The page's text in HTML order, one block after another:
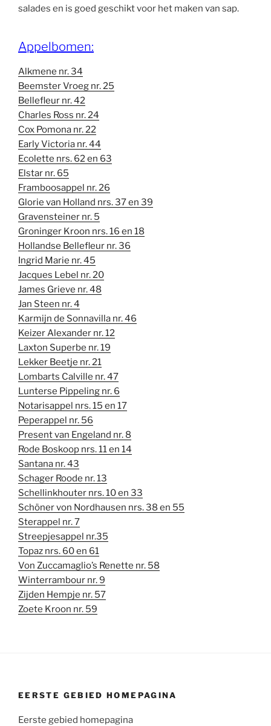
salades en is goed geschikt voor het maken van sap.
Appelbomen:
Alkmene nr. 34
Beemster Vroeg nr. 25
Bellefleur nr. 42
Charles Ross nr. 24
Cox Pomona nr. 22
Early Victoria nr. 44
Ecolette nrs. 62 en 63
Elstar nr. 65
Framboosappel nr. 26
Glorie van Holland nrs. 37 en 39
Gravensteiner nr. 5
Groninger Kroon nrs. 16 en 18
Hollandse Bellefleur nr. 36
Ingrid Marie nr. 45
Jacques Lebel nr. 20
James Grieve nr. 48
Jan Steen nr. 4
Karmijn de Sonnavilla nr. 46
Keizer Alexander nr. 12
Laxton Superbe nr. 19
Lekker Beetje nr. 21
Lombarts Calville nr. 47
Lunterse Pippeling nr. 6
Notarisappel nrs. 15 en 17
Peperappel nr. 56
Present van Engeland nr. 8
Rode Boskoop nrs. 11 en 14
Santana nr. 43
Schager Roode nr. 13
Schellinkhouter nrs. 10 en 33
Schöner von Nordhausen nrs. 38 en 55
Sterappel nr. 7
Streepjesappel nr.35
Topaz nrs. 60 en 61
Von Zuccamaglio’s Renette nr. 58
Winterrambour nr. 9
Zijden Hempje nr. 57
Zoete Kroon nr. 59
EERSTE GEBIED HOMEPAGINA
Eerste gebied homepagina